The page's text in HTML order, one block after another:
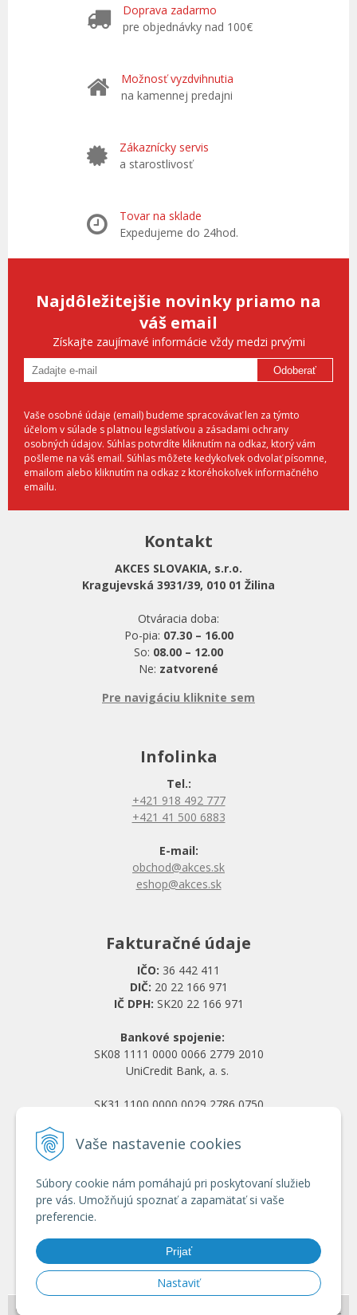
Vaše nastavenie cookies
Súbory cookie nám pomáhajú pri poskytovaní služieb
pre vás. Umožňujú spoznať a zapamätať si vaše
preferencie.
Prijať
Nastaviť
Doprava zadarmo
pre objednávky nad 100€
Možnosť vyzdvihnutia
na kamennej predajni
Zákaznícky servis
a starostlivosť
Tovar na sklade
Expedujeme do 24hod.
Najdôležitejšie novinky priamo na
váš email
Získajte zaujímavé informácie vždy medzi prvými
Odoberať
Vaše osobné údaje (email) budeme spracovávať len za týmto
účelom v súlade s platnou legislatívou a zásadami ochrany
osobných údajov. Súhlas potvrdíte kliknutím na odkaz, ktorý vám
pošleme na váš email. Súhlas môžete kedykoľvek odvolať písomne,
emailom alebo kliknutím na odkaz z ktoréhokoľvek informačného
emailu.
Kontakt
AKCES SLOVAKIA, s.r.o.
Kragujevská 3931/39, 010 01 Žilina
Otváracia doba:
Po-pia: 07.30 – 16.00
So: 08.00 – 12.00
Ne: zatvorené
Pre navigáciu kliknite sem
Infolinka
Tel.:
+421 918 492 777
+421 41 500 6883
E-mail:
obchod@akces.sk
eshop@akces.sk
Fakturačné údaje
IČO: 36 442 411
DIČ: 20 22 166 971
IČ DPH: SK20 22 166 971
Bankové spojenie:
SK08 1111 0000 0066 2779 2010
UniCredit Bank, a. s.
SK31 1100 0000 0029 2786 0750
Obchodné podmienky
Ochrana osobných údajov
Doprava a platba
Registrácia veľkoobchod
© 2026 HRANY.SK • NextCom s.r.o.